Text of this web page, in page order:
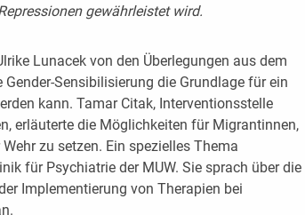
gewährleistet wird.
Lunacek von den Überlegungen aus dem
Sensibilisierung die Grundlage für ein
kann. Tamar Citak, Interventionsstelle
erläuterte die Möglichkeiten für Migrantinnen,
zu setzen. Ein spezielles Thema
für Psychiatrie der MUW. Sie sprach über die
Implementierung von Therapien bei